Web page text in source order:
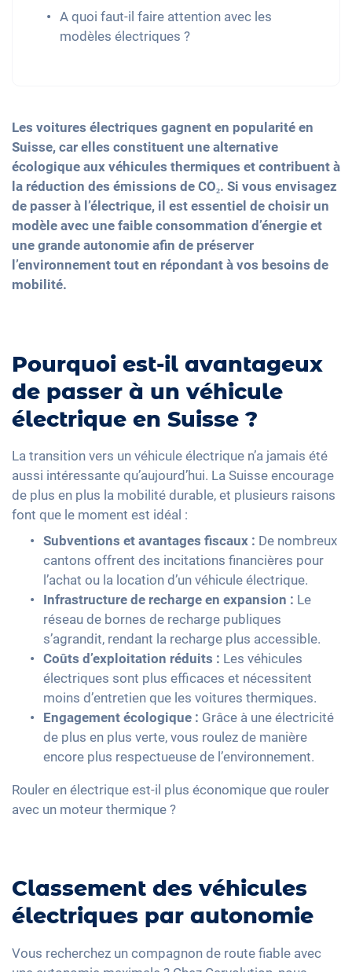
A quoi faut-il faire attention avec les
modèles électriques ?
Les voitures électriques gagnent en popularité en
Suisse, car elles constituent une alternative
écologique aux véhicules thermiques et contribuent à
la réduction des émissions de CO₂. Si vous envisagez
de passer à l’électrique, il est essentiel de choisir un
modèle avec une faible consommation d’énergie et
une grande autonomie afin de préserver
l’environnement tout en répondant à vos besoins de
mobilité.
Pourquoi est-il avantageux
de passer à un véhicule
électrique en Suisse ?
La transition vers un véhicule électrique n’a jamais été
aussi intéressante qu’aujourd’hui. La Suisse encourage
de plus en plus la mobilité durable, et plusieurs raisons
font que le moment est idéal :
Subventions et avantages fiscaux : De nombreux
cantons offrent des incitations financières pour
l’achat ou la location d’un véhicule électrique.
Infrastructure de recharge en expansion : Le
réseau de bornes de recharge publiques
s’agrandit, rendant la recharge plus accessible.
Coûts d’exploitation réduits : Les véhicules
électriques sont plus efficaces et nécessitent
moins d’entretien que les voitures thermiques.
Engagement écologique : Grâce à une électricité
de plus en plus verte, vous roulez de manière
encore plus respectueuse de l’environnement.
Rouler en électrique est-il plus économique que rouler
avec un moteur thermique ?
Classement des véhicules
électriques par autonomie
Vous recherchez un compagnon de route fiable avec